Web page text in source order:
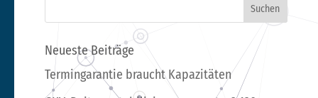
Neueste Beiträge
Termingarantie braucht Kapazitäten